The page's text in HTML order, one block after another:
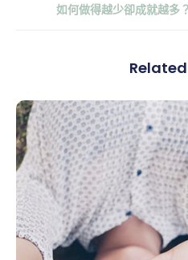
如何做得越少卻成就越多